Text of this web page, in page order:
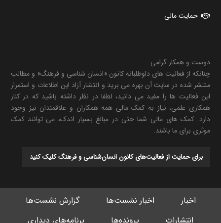
حمایت مالی
دوست و همکار گرامی
چنانکه از فعالیت های داوطلبانه کانون «انسان شناسی و فرهنگ» و مطالب
منتشر شده در سایت آن بهره می برید و انتشار آزاد این اطلاعات و استمرار
این فعالیت ها را مفید می دانید، لطفا در نظر داشته باشید که در کنار
همکاری علمی، نیاز به کمک مالی همه همکاران و علاقمندان نیز وجود
دارد. کمک های مالی شما حتی در مبالغ بسیار اندک، می توانند کمک
موثری برای ما باشند.
برای حمایت از فعالیت‌های کانون انسان‌شناسی و فرهنگ کلیک کنید
اخبار اخبار نشست‌ها
گزارش نشست‌ها
انتشارات
پرونده‌ها برنامه‌های دیداری